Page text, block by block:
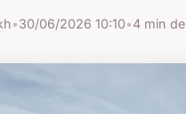
•30/06/2026 10:10•4 min